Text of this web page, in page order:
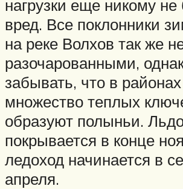
нагрузки еще никому
вред. Все поклонники
на реке Волхов так же
разочарованными,
забывать, что в
множество теплых
образуют полыньи.
покрывается в конце
ледоход начинается в
апреля.